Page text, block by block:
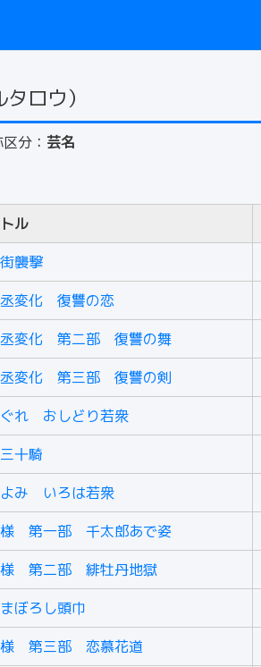
ロウ）
分： 芸名
ル
襲撃
変化 復讐の恋
丞変化 第二部 復讐の舞
丞変化 第三部 復讐の剣
れ おしどり若衆
十騎
み いろは若衆
第一部 千太郎あで姿
第二部 緋牡丹地獄
ぼろし頭巾
第三部 恋慕花道